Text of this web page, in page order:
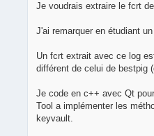
Je voudrais extraire le fcrt
J'ai remarquer en étudiant
Un fcrt extrait avec ce log
différent de celui de bestpig
Je code en c++ avec Qt
Tool a implémenter les
keyvault.